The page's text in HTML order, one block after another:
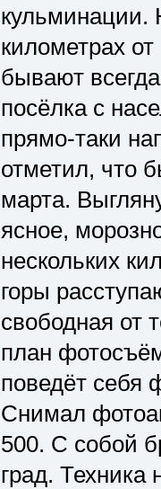
кульминации.
километрах
бывают
посёлка с
прямо-таки
отметил, что
марта.
ясное,
нескольких
горы
свободная от
план
поведёт себя
Снимал
500. С собой
град. Техника